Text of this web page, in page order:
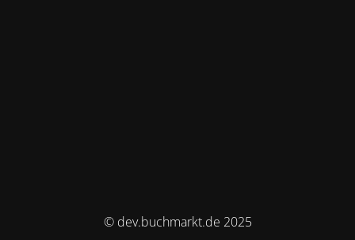
© dev.buchmarkt.de 2025